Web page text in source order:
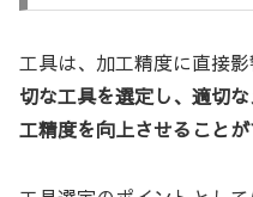
工具は、加工精度に直接
切な工具を選定し、適切
工精度を向上させることが